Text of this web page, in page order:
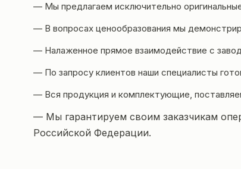
— Мы предлагаем исключительно
— В вопросах ценообразования мы
— Налаженное прямое взаимодействие с
— По запросу клиентов наши специалисты
— Вся продукция и комплектующие,
— Мы гарантируем своим заказчикам
Российской Федерации.